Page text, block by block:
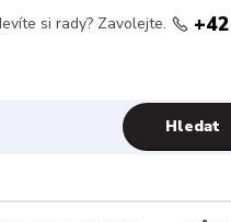
Hledat
si rady? Zavolejte.